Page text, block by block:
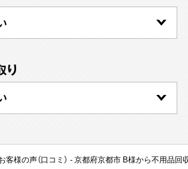
り
客様の声（口コミ） 京都府京都市 B様から不用品回